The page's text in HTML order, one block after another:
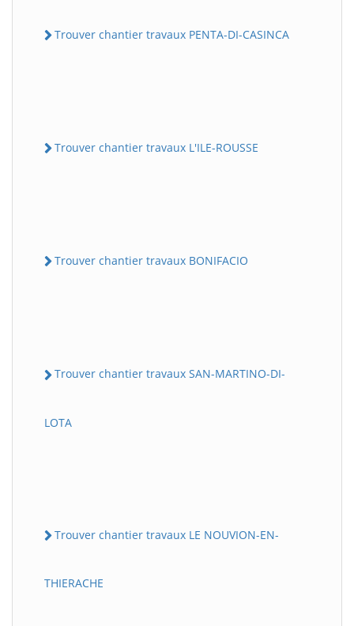
Trouver chantier travaux PENTA-DI-CASINCA
Trouver chantier travaux L'ILE-ROUSSE
Trouver chantier travaux BONIFACIO
Trouver chantier travaux SAN-MARTINO-DI-
LOTA
Trouver chantier travaux LE NOUVION-EN-
THIERACHE